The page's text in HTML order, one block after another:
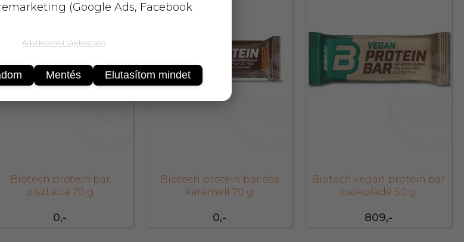
0,-
Biotech protein bar
pisztácia 70 g
0,-
Biotech protein bar sós
karamell 70 g
809,-
Biotech vegan protein bar
csokoládé 50 g
(Google Ads, Facebook
Adatkezelési tájékoztató
Mentés Elutasítom mindet